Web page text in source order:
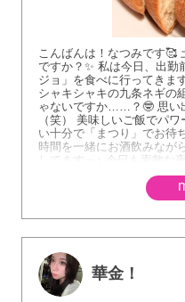
こんばんは！なつみです🥰
ですか？✨ 私は今日、出勤
ジョ」を食べに行ってきま
シャキシャキの九条ネギの
ゃないですか……？🤓 思い
（笑） 美味しいご飯でパ
い十分で「まつり」でお待
時間を一緒にお酒飲みなが
してますっ♪ 今日も素敵な
華金！